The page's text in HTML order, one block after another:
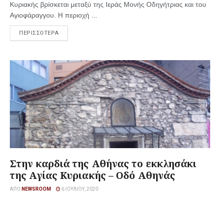
Κυριακής βρίσκεται μεταξύ της Ιεράς Μονής Οδηγήτριας και του
Αγιοφάραγγου. Η περιοχή ...
ΠΕΡΙΣΣΟΤΕΡΑ
Στην καρδιά της Αθήνας το εκκλησάκι
της Αγίας Κυριακής – Οδό Αθηνάς
ΑΠΌ NEWSROOM 6 ΙΟΥΛΊΟΥ, 2020